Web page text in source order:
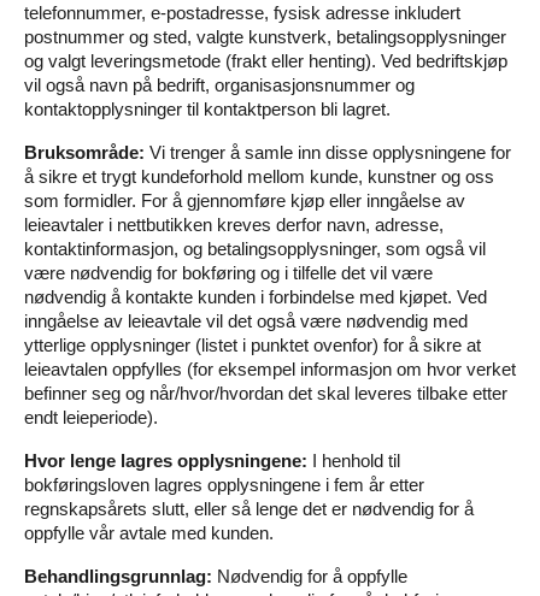
telefonnummer, e-postadresse, fysisk adresse inkludert
postnummer og sted, valgte kunstverk, betalingsopplysninger
og valgt leveringsmetode (frakt eller henting). Ved bedriftskjøp
vil også navn på bedrift, organisasjonsnummer og
kontaktopplysninger til kontaktperson bli lagret.
Bruksområde: Vi trenger å samle inn disse opplysningene for
å sikre et trygt kundeforhold mellom kunde, kunstner og oss
som formidler. For å gjennomføre kjøp eller inngåelse av
leieavtaler i nettbutikken kreves derfor navn, adresse,
kontaktinformasjon, og betalingsopplysninger, som også vil
være nødvendig for bokføring og i tilfelle det vil være
nødvendig å kontakte kunden i forbindelse med kjøpet. Ved
inngåelse av leieavtale vil det også være nødvendig med
ytterlige opplysninger (listet i punktet ovenfor) for å sikre at
leieavtalen oppfylles (for eksempel informasjon om hvor verket
befinner seg og når/hvor/hvordan det skal leveres tilbake etter
endt leieperiode).
Hvor lenge lagres opplysningene: I henhold til
bokføringsloven lagres opplysningene i fem år etter
regnskapsårets slutt, eller så lenge det er nødvendig for å
oppfylle vår avtale med kunden.
Behandlingsgrunnlag: Nødvendig for å oppfylle